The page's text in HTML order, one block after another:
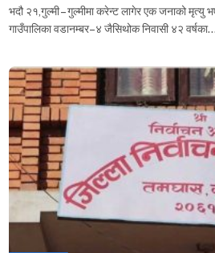
भदौ २१,गुल्मी – गुल्मीमा करेन्ट लागेर एक जनाको मृत्यु
गाउँपालिका वडानम्बर–४ जैसिथोक निवासी ४२ वर्षका…